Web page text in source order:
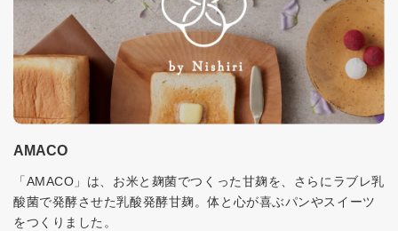
AMACO
「AMACO」は、お米と麹菌でつくった甘麹を、さらにラブレ乳
酸菌で発酵させた乳酸発酵甘麹。体と心が喜ぶパンやスイーツ
をつくりました。